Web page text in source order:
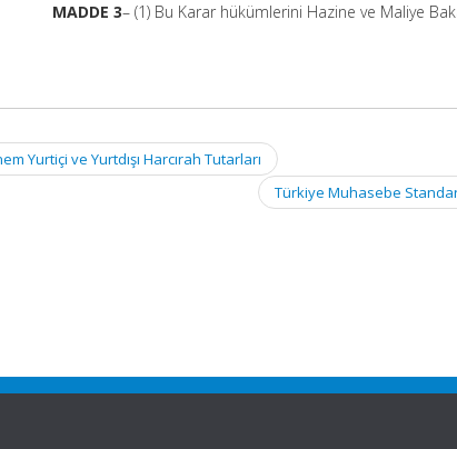
MADDE 3– (1) Bu Karar hükümlerini Hazine ve Maliye
Yurtiçi ve Yurtdışı Harcırah Tutarları
Türkiye Muhasebe